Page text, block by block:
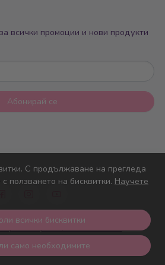
С продължаване на прегледа
ползването на бисквитки. Научете
всички бисквитки
само необходимите
всички промоции и нови продукти
Абонирай се
Nicolle Baby 2026
търговия на MerchantPro